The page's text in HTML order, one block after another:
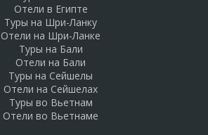
Отели в Египте
Туры на Шри-Ланку
Отели на Шри-Ланке
Туры на Бали
Отели на Бали
Туры на Сейшелы
Отели на Сейшелах
Туры во Вьетнам
Отели во Вьетнаме